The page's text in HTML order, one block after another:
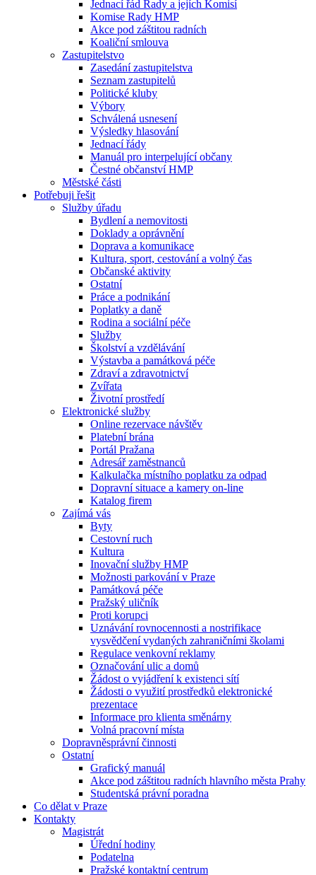
Jednací řád Rady a jejích Komisí
Komise Rady HMP
Akce pod záštitou radních
Koaliční smlouva
Zastupitelstvo
Zasedání zastupitelstva
Seznam zastupitelů
Politické kluby
Výbory
Schválená usnesení
Výsledky hlasování
Jednací řády
Manuál pro interpelující občany
Čestné občanství HMP
Městské části
Potřebuji řešit
Služby úřadu
Bydlení a nemovitosti
Doklady a oprávnění
Doprava a komunikace
Kultura, sport, cestování a volný čas
Občanské aktivity
Ostatní
Práce a podnikání
Poplatky a daně
Rodina a sociální péče
Služby
Školství a vzdělávání
Výstavba a památková péče
Zdraví a zdravotnictví
Zvířata
Životní prostředí
Elektronické služby
Online rezervace návštěv
Platební brána
Portál Pražana
Adresář zaměstnanců
Kalkulačka místního poplatku za odpad
Dopravní situace a kamery on-line
Katalog firem
Zajímá vás
Byty
Cestovní ruch
Kultura
Inovační služby HMP
Možnosti parkování v Praze
Památková péče
Pražský uličník
Proti korupci
Uznávání rovnocennosti a nostrifikace
vysvědčení vydaných zahraničními školami
Regulace venkovní reklamy
Označování ulic a domů
Žádost o vyjádření k existenci sítí
Žádosti o využití prostředků elektronické
prezentace
Informace pro klienta směnárny
Volná pracovní místa
Dopravněsprávní činnosti
Ostatní
Grafický manuál
Akce pod záštitou radních hlavního města Prahy
Studentská právní poradna
Co dělat v Praze
Kontakty
Magistrát
Úřední hodiny
Podatelna
Pražské kontaktní centrum